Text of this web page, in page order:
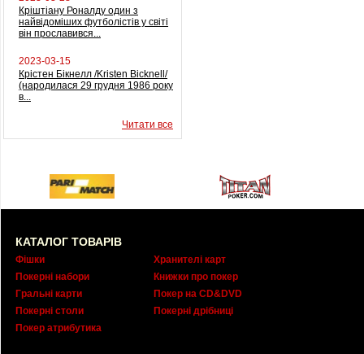
Кріштіану Роналду один з
найвідоміших футболістів у світі
він прославився...
2023-03-15
Крістен Бікнелл /Kristen Bicknell/
(народилася 29 грудня 1986 року
в...
Читати все
КАТАЛОГ ТОВАРІВ
Фішки
Покерні набори
Гральні карти
Покерні столи
Покер атрибутика
Хранителі карт
Книжки про покер
Покер на CD&DVD
Покерні дрібниці